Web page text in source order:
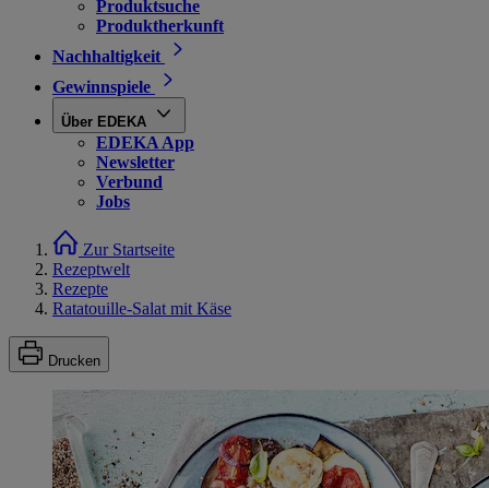
Produktsuche
Produktherkunft
Nachhaltigkeit
Gewinnspiele
Über EDEKA
EDEKA App
Newsletter
Verbund
Jobs
Zur Startseite
Rezeptwelt
Rezepte
Ratatouille-Salat mit Käse
Drucken